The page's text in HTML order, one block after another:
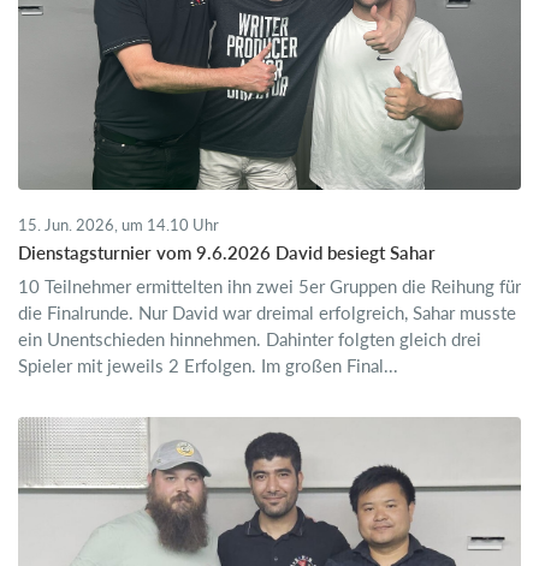
15. Jun. 2026, um 14.10 Uhr
Dienstagsturnier vom 9.6.2026 David besiegt Sahar
10 Teilnehmer ermittelten ihn zwei 5er Gruppen die Reihung für
die Finalrunde. Nur David war dreimal erfolgreich, Sahar musste
ein Unentschieden hinnehmen. Dahinter folgten gleich drei
Spieler mit jeweils 2 Erfolgen. Im großen Final...